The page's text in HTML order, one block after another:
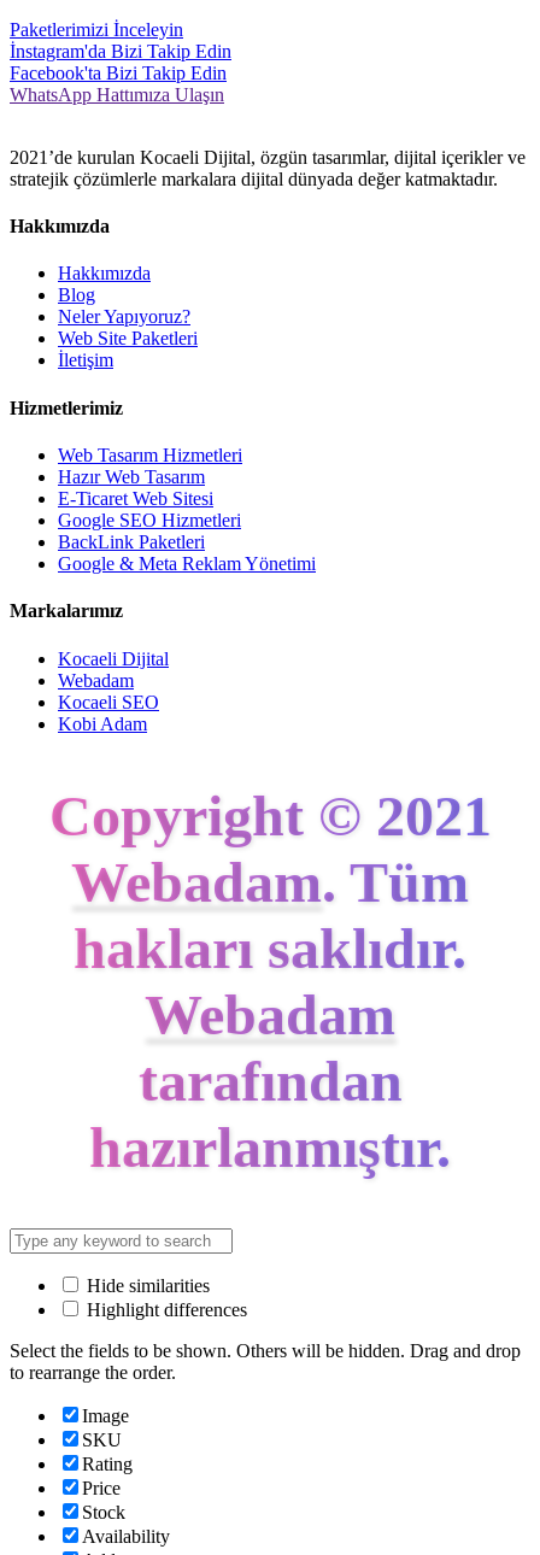
Paketlerimizi İnceleyin
İnstagram'da Bizi Takip Edin
Facebook'ta Bizi Takip Edin
WhatsApp Hattımıza Ulaşın
2021’de kurulan Kocaeli Dijital, özgün tasarımlar, dijital içerikler ve
stratejik çözümlerle markalara dijital dünyada değer katmaktadır.
Hakkımızda
Hakkımızda
Blog
Neler Yapıyoruz?
Web Site Paketleri
İletişim
Hizmetlerimiz
Web Tasarım Hizmetleri
Hazır Web Tasarım
E-Ticaret Web Sitesi
Google SEO Hizmetleri
BackLink Paketleri
Google & Meta Reklam Yönetimi
Markalarımız
Kocaeli Dijital
Webadam
Kocaeli SEO
Kobi Adam
Copyright © 2021
Webadam. Tüm
hakları saklıdır.
Webadam
tarafından
hazırlanmıştır.
Hide similarities
Highlight differences
Select the fields to be shown. Others will be hidden. Drag and drop
to rearrange the order.
Image
SKU
Rating
Price
Stock
Availability